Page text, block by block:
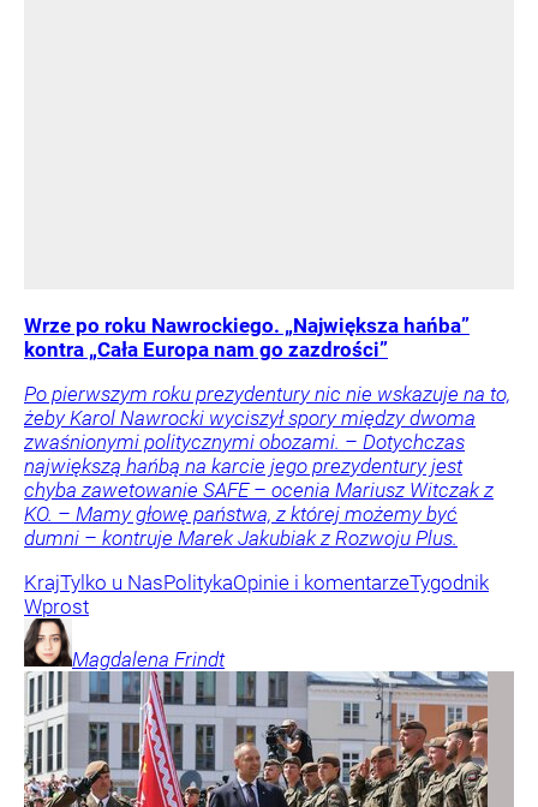
Wrze po roku Nawrockiego. „Największa hańba”
kontra „Cała Europa nam go zazdrości”
Po pierwszym roku prezydentury nic nie wskazuje na to,
żeby Karol Nawrocki wyciszył spory między dwoma
zwaśnionymi politycznymi obozami. – Dotychczas
największą hańbą na karcie jego prezydentury jest
chyba zawetowanie SAFE – ocenia Mariusz Witczak z
KO. – Mamy głowę państwa, z której możemy być
dumni – kontruje Marek Jakubiak z Rozwoju Plus.
KrajTylko u NasPolitykaOpinie i komentarzeTygodnik
Wprost
Magdalena Frindt